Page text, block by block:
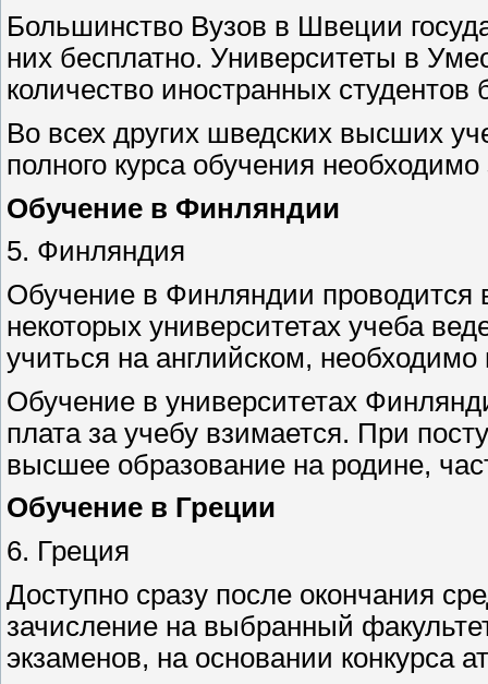
Большинство Вузов в Швеции
них бесплатно. Университеты в
количество иностранных студентов
Во всех других шведских высших
полного курса обучения
Обучение в Финляндии
5. Финляндия
Обучение в Финляндии проводится
некоторых университетах учеба
учиться на английском,
Обучение в университетах
плата за учебу взимается. При
высшее образование на родине,
Обучение в Греции
6. Греция
Доступно сразу после окончания
зачисление на выбранный
экзаменов, на основании конкурса